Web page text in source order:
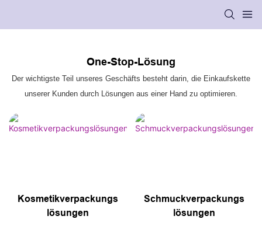
One-Stop-Lösung
Der wichtigste Teil unseres Geschäfts besteht darin, die Einkaufskette
unserer Kunden durch Lösungen aus einer Hand zu optimieren.
Kosmetikverpackungs
lösungen
Schmuckverpackungs
lösungen